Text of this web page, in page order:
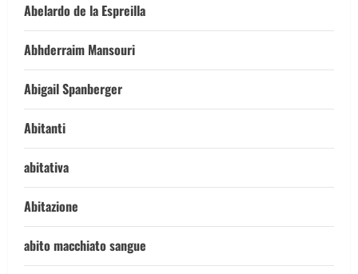
Abelardo de la Espreilla
Abhderraim Mansouri
Abigail Spanberger
Abitanti
abitativa
Abitazione
abito macchiato sangue